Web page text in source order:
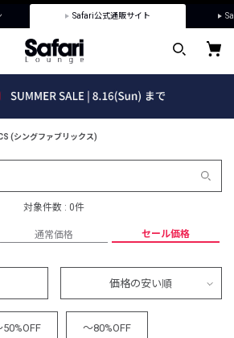
Safari公式通販サイト
(シングファブリックス)
対象件数 : 0件
通常価格 セール価格
価格の安い順
50%OFF ～80%OFF